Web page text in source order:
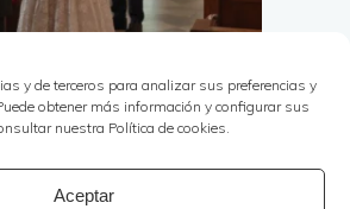
y de terceros para analizar sus preferencias y
obtener más información y configurar sus
nuestra Política de cookies.
Aceptar